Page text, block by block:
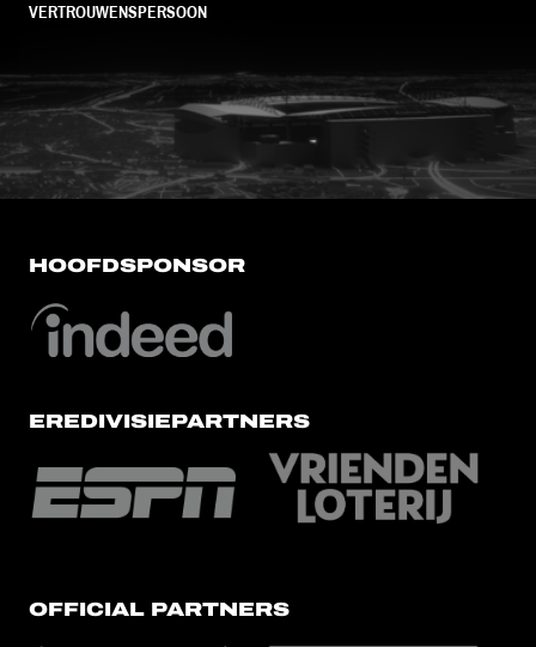
VERTROUWENSPERSOON
FC Utrecht<br>vanuit<br>het
HOOFDSPONSOR
EREDIVISIEPARTNERS
OFFICIAL PARTNERS